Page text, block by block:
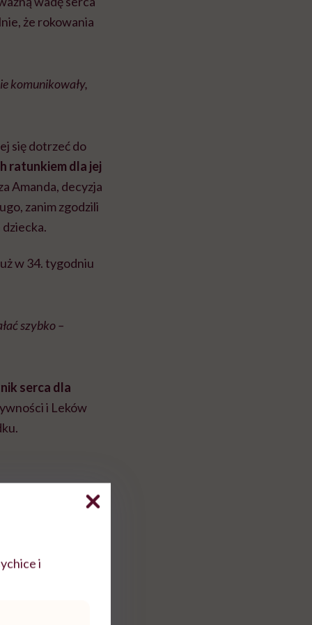
że rokowania
komunikowały,
się dotrzeć do
ratunkiem dla jej
Amanda, decyzja
zanim zgodzili
dziecka.
w 34. tygodniu
szybko –
serca dla
i Leków
i